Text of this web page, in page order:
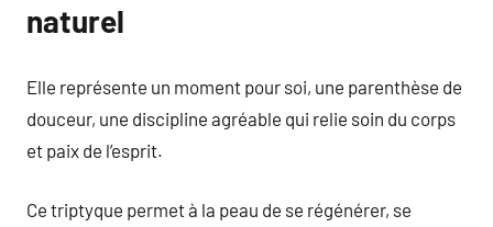
naturel
Elle représente un moment pour soi, une parenthèse de
douceur, une discipline agréable qui relie soin du corps
et paix de l’esprit.
Ce triptyque permet à la peau de se régénérer, se